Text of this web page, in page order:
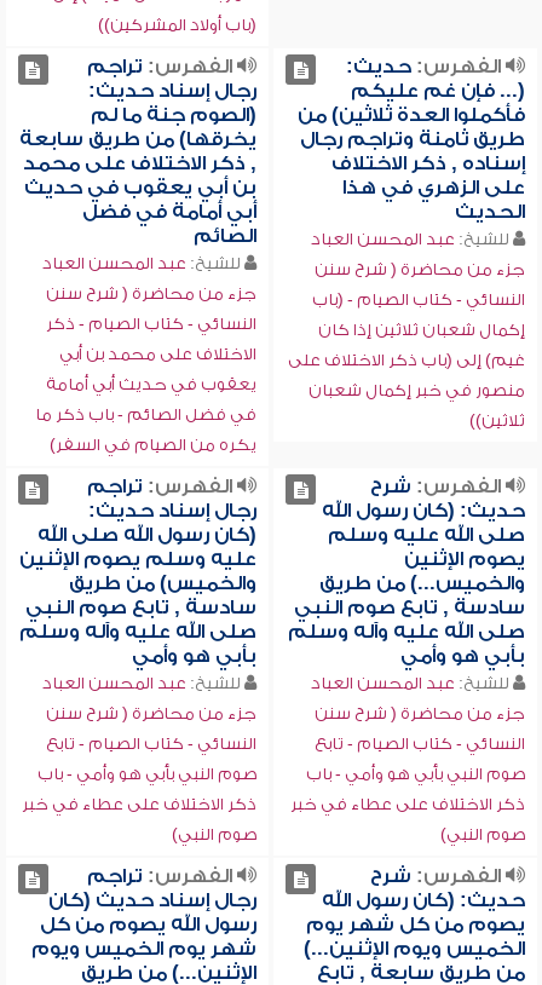
(باب أولاد المشركين))
الفهرس:حديث:
(... فإن غم عليكم
فأكملوا العدة ثلاثين) من
طريق ثامنة وتراجم رجال
إسناده , ذكر الاختلاف
على الزهري في هذا
الحديث
للشيخ: عبد المحسن العباد
جزء من محاضرة ( شرح سنن
النسائي - كتاب الصيام - (باب
إكمال شعبان ثلاثين إذا كان
غيم) إلى (باب ذكر الاختلاف على
منصور في خبر إكمال شعبان
ثلاثين))
الفهرس: تراجم
رجال إسناد حديث:
(الصوم جنة ما لم
يخرقها) من طريق سابعة
, ذكر الاختلاف على محمد
بن أبي يعقوب في حديث
أبي أمامة في فضل
الصائم
للشيخ: عبد المحسن العباد
جزء من محاضرة ( شرح سنن
النسائي - كتاب الصيام - ذكر
الاختلاف على محمد بن أبي
يعقوب في حديث أبي أمامة
في فضل الصائم - باب ذكر ما
يكره من الصيام في السفر)
الفهرس: شرح
حديث: (كان رسول الله
صلى الله عليه وسلم
يصوم الإثنين
والخميس...) من طريق
سادسة , تابع صوم النبي
صلى الله عليه وآله وسلم
بأبي هو وأمي
للشيخ: عبد المحسن العباد
جزء من محاضرة ( شرح سنن
النسائي - كتاب الصيام - تابع
صوم النبي بأبي هو وأمي - باب
ذكر الاختلاف على عطاء في خبر
صوم النبي)
الفهرس: تراجم
رجال إسناد حديث:
(كان رسول الله صلى الله
عليه وسلم يصوم الإثنين
والخميس) من طريق
سادسة , تابع صوم النبي
صلى الله عليه وآله وسلم
بأبي هو وأمي
للشيخ: عبد المحسن العباد
جزء من محاضرة ( شرح سنن
النسائي - كتاب الصيام - تابع
صوم النبي بأبي هو وأمي - باب
ذكر الاختلاف على عطاء في خبر
صوم النبي)
الفهرس: شرح
حديث: (كان رسول الله
يصوم من كل شهر يوم
الخميس ويوم الإثنين...)
من طريق سابعة , تابع
الفهرس: تراجم
رجال إسناد حديث (كان
رسول الله يصوم من كل
شهر يوم الخميس ويوم
الإثنين...) من طريق